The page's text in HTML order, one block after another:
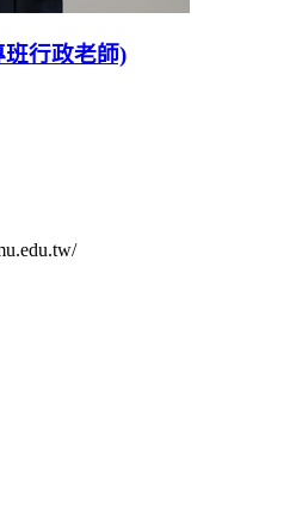
行政老師)